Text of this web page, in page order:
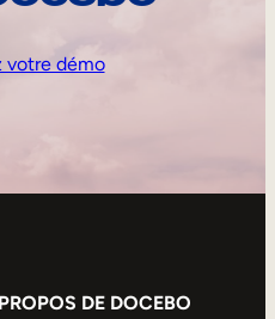
votre démo
DE DOCEBO